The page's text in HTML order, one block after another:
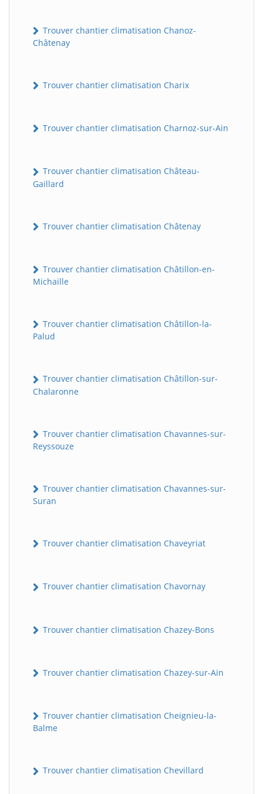
Trouver chantier climatisation Chanoz-
Châtenay
Trouver chantier climatisation Charix
Trouver chantier climatisation Charnoz-sur-Ain
Trouver chantier climatisation Château-
Gaillard
Trouver chantier climatisation Châtenay
Trouver chantier climatisation Châtillon-en-
Michaille
Trouver chantier climatisation Châtillon-la-
Palud
Trouver chantier climatisation Châtillon-sur-
Chalaronne
Trouver chantier climatisation Chavannes-sur-
Reyssouze
Trouver chantier climatisation Chavannes-sur-
Suran
Trouver chantier climatisation Chaveyriat
Trouver chantier climatisation Chavornay
Trouver chantier climatisation Chazey-Bons
Trouver chantier climatisation Chazey-sur-Ain
Trouver chantier climatisation Cheignieu-la-
Balme
Trouver chantier climatisation Chevillard
B BatiWebPro